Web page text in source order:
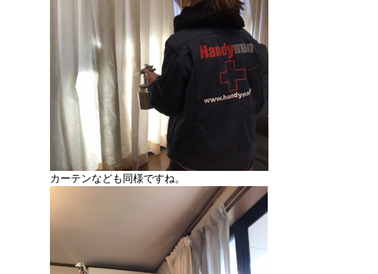
カーテンなども同様ですね。